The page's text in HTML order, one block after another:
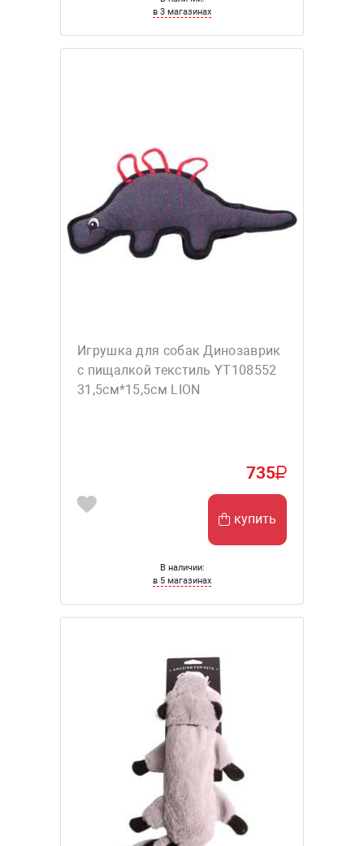
в 3 магазинах
Игрушка для собак Динозаврик
с пищалкой текстиль YT108552
31,5см*15,5см LION
735
купить
В наличии:
в 5 магазинах